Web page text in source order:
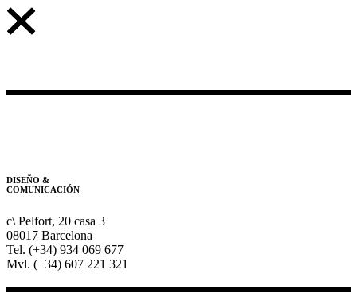
DISEÑO &
COMUNICACIÓN
c\ Pelfort, 20 casa 3
08017 Barcelona
Tel. (+34) 934 069 677
Mvl. (+34) 607 221 321